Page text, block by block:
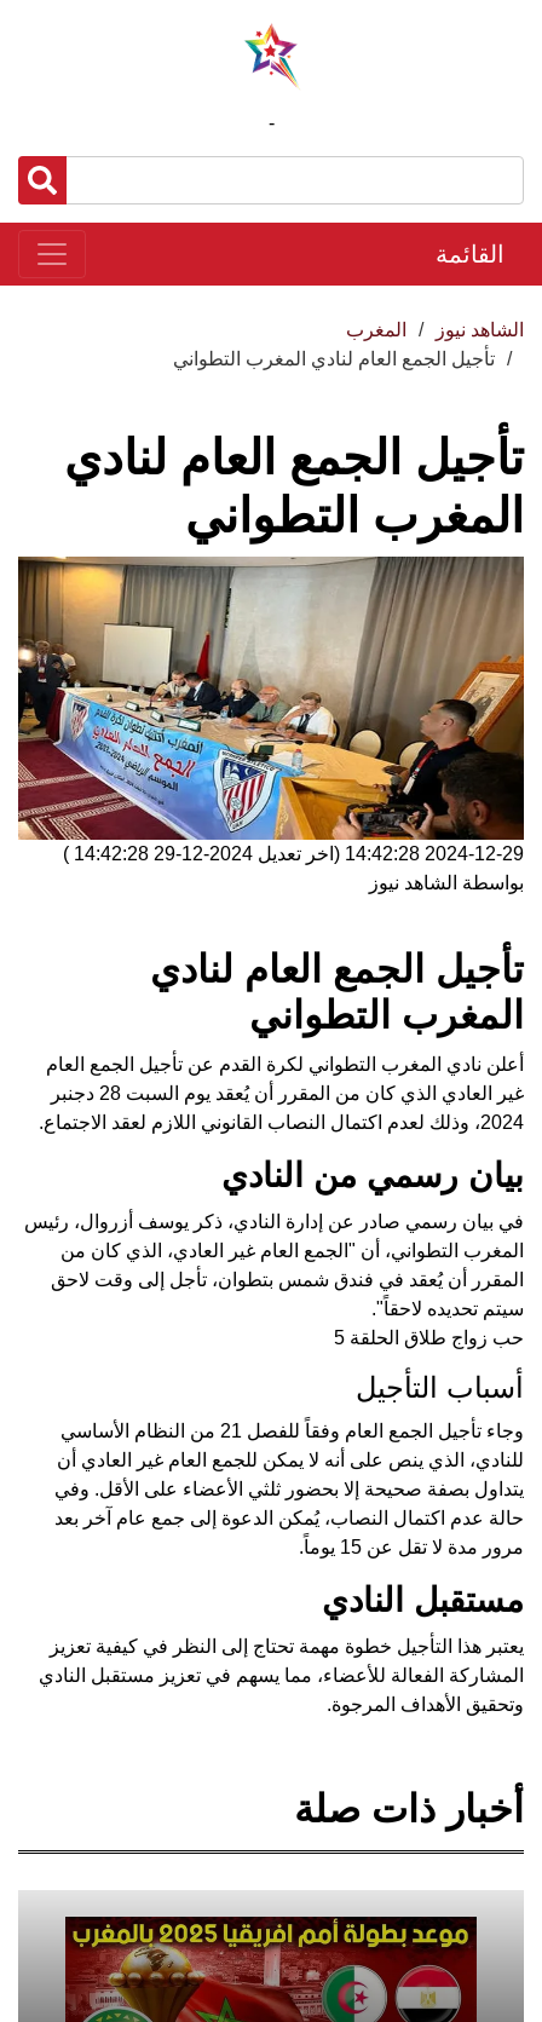
-
القائمة
الشاهد نيوز
المغرب
تأجيل الجمع العام لنادي المغرب التطواني
تأجيل الجمع العام لنادي
المغرب التطواني
2024-12-29 14:42:28 (اخر تعديل 2024-12-29 14:42:28
)
بواسطة الشاهد نيوز
تأجيل الجمع العام لنادي
المغرب التطواني
أعلن نادي المغرب التطواني لكرة القدم عن تأجيل الجمع العام
غير العادي الذي كان من المقرر أن يُعقد يوم السبت 28 دجنبر
2024، وذلك لعدم اكتمال النصاب القانوني اللازم لعقد الاجتماع.
بيان رسمي من النادي
في بيان رسمي صادر عن إدارة النادي، ذكر يوسف أزروال، رئيس
المغرب التطواني، أن "الجمع العام غير العادي، الذي كان من
المقرر أن يُعقد في فندق شمس بتطوان، تأجل إلى وقت لاحق
سيتم تحديده لاحقاً".
حب زواج طلاق الحلقة 5
أسباب التأجيل
وجاء تأجيل الجمع العام وفقاً للفصل 21 من النظام الأساسي
للنادي، الذي ينص على أنه لا يمكن للجمع العام غير العادي أن
يتداول بصفة صحيحة إلا بحضور ثلثي الأعضاء على الأقل. وفي
حالة عدم اكتمال النصاب، يُمكن الدعوة إلى جمع عام آخر بعد
مرور مدة لا تقل عن 15 يوماً.
مستقبل النادي
يعتبر هذا التأجيل خطوة مهمة تحتاج إلى النظر في كيفية تعزيز
المشاركة الفعالة للأعضاء، مما يسهم في تعزيز مستقبل النادي
وتحقيق الأهداف المرجوة.
أخبار ذات صلة